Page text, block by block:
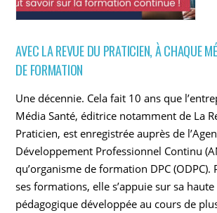
AVEC LA REVUE DU PRATICIEN, À CHAQUE
DE FORMATION
Une décennie. Cela fait 10 ans que
Média Santé, éditrice notamment de La
Praticien, est enregistrée auprès de
Développement Professionnel Continu
qu’organisme de formation DPC
ses formations, elle s’appuie sur sa
pédagogique développée au cours de